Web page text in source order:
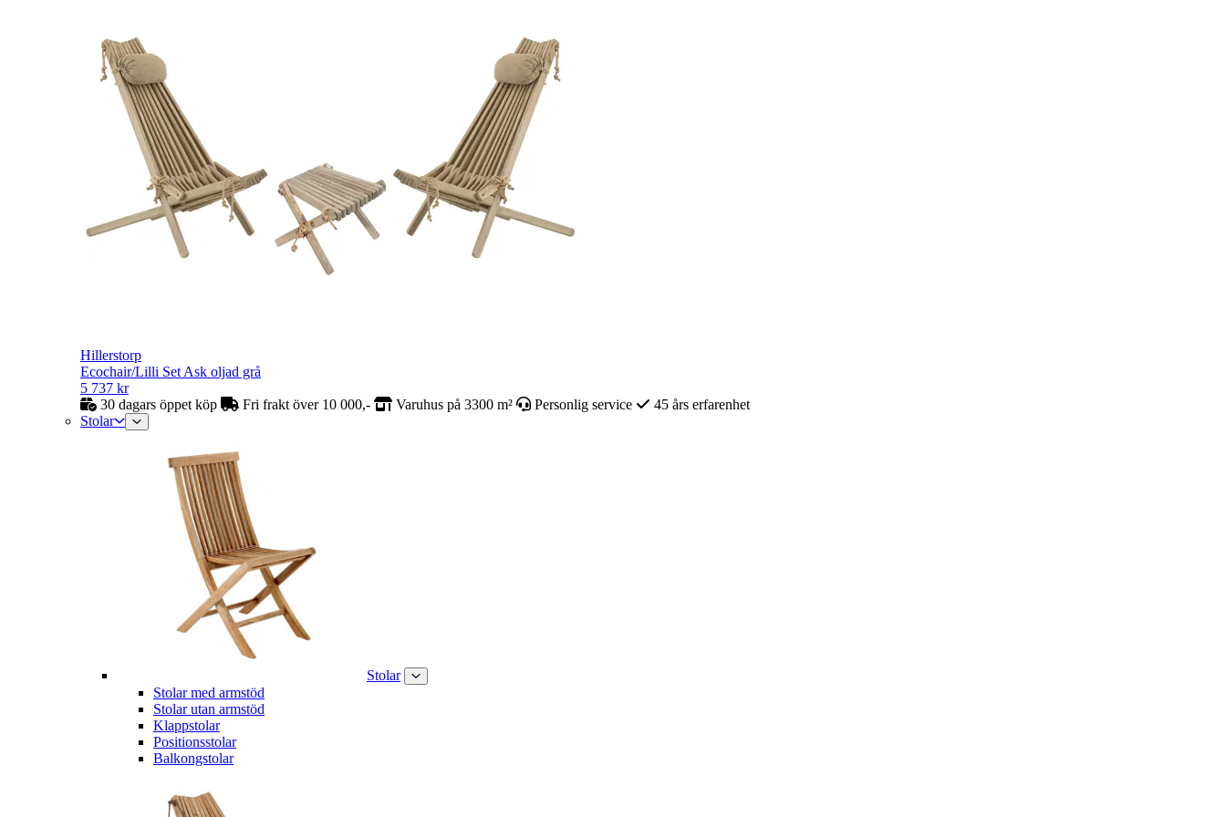
Hillerstorp
Ecochair/Lilli Set Ask oljad grå
5 737 kr
30 dagars öppet köp
Fri frakt över 10 000,- Varuhus på 3300 m² Personlig service
45 års erfarenhet
Stolar
Stolar
Stolar med armstöd
Stolar utan armstöd
Klappstolar
Positionsstolar
Balkongstolar